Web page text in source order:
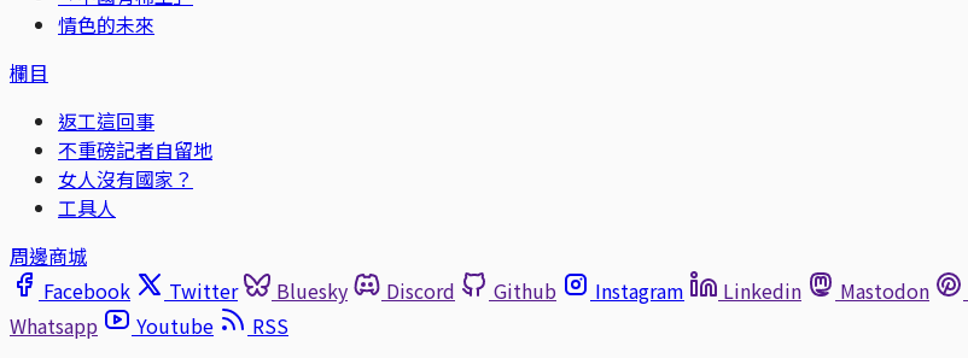
情色的未來
欄目
返工這回事
不重磅記者自留地
女人沒有國家？
工具人
周邊商城
Facebook
Twitter Bluesky Discord Github Instagram Linkedin Mastodon
Whatsapp
Youtube
RSS